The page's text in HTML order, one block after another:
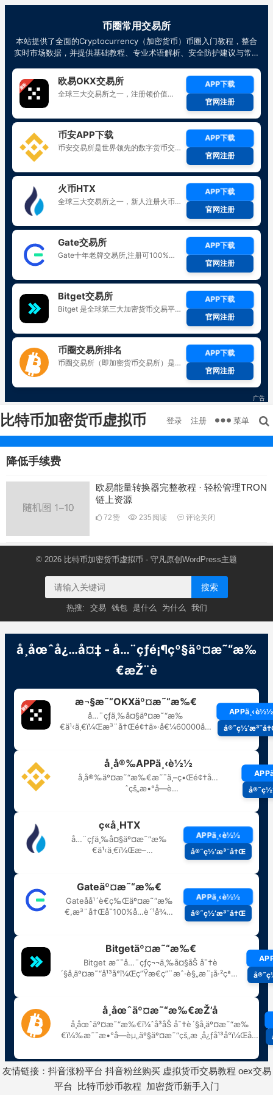
比特币加密货币虚拟币 登录 注册 菜单
降低手续费
欧易能量转换器完整教程 · 轻松管理TRON
链上资源
72赞 235 阅读 评论关闭
© 2026 比特币加密货币虚拟币 - 守凡原创 WordPress主题
搜索
热搜: 交易 钱包 是什么 为什么 我们
友情链接： 抖音涨粉平台 抖音粉丝购买 虚拟货币交易教程 oex交易
平台
比特币炒币教程 加密货币新手入门